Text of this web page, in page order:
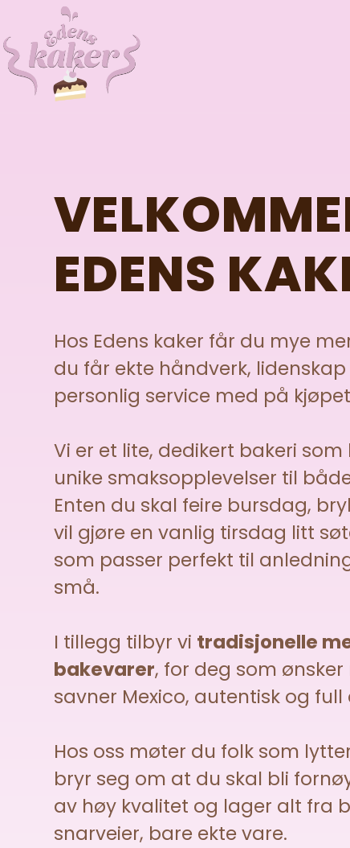
EDENS
Hos Edens kaker får du mye
du får ekte håndverk,
personlig service med på
Vi er et lite, dedikert bakeri
unike smaksopplevelser til
Enten du skal feire bursdag,
vil gjøre en vanlig tirsdag litt
som passer perfekt til
små.
I tillegg tilbyr vi tradisjonelle
bakevarer, for deg som
savner Mexico, autentisk og full
Hos oss møter du folk som
bryr seg om at du skal bli
av høy kvalitet og lager alt fra
snarveier, bare ekte vare.